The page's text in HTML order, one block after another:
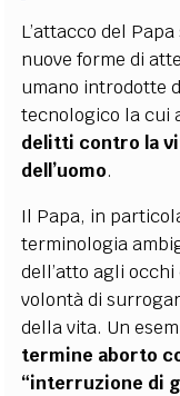
L’attacco del
nuove forme di
umano introdotte
tecnologico la cui
delitti contro la
dell’uomo.
Il Papa, in
terminologia
dell’atto agli
volontà di
della vita. Un
termine aborto
“interruzione di